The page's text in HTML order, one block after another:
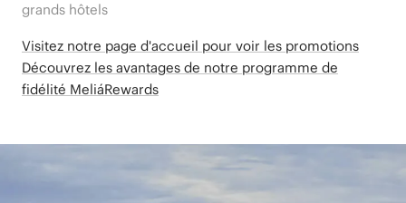
grands hôtels
Visitez notre page d'accueil pour voir les promotions
Découvrez les avantages de notre programme de
fidélité MeliáRewards